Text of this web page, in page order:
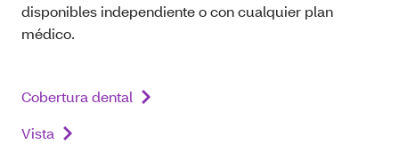
disponibles independiente o con cualquier plan
médico.
Cobertura dental
Vista